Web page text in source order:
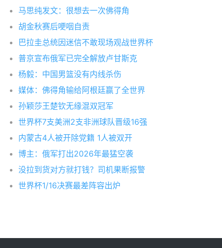
马思纯发文：很想去一次佛得角
胡金秋赛后哽咽自责
巴拉圭总统因迷信不敢现场观战世界杯
普京宣布俄军已完全解放卢甘斯克
杨毅：中国男篮没有内线杀伤
媒体：佛得角输给阿根廷赢了全世界
孙颖莎王楚钦无缘混双冠军
世界杯7支美洲2支非洲球队晋级16强
内蒙古4人被开除党籍 1人被双开
博主：俄军打出2026年最猛空袭
没拉到货对方就打钱？司机果断报警
世界杯1/16决赛最差阵容出炉